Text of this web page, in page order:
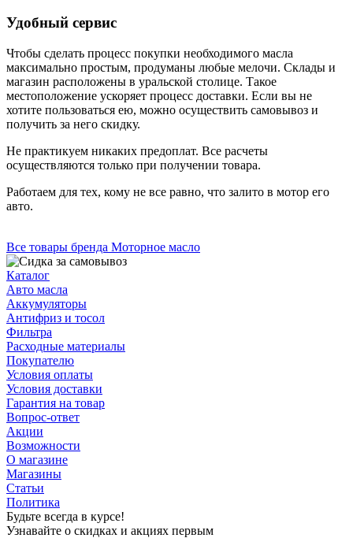
Удобный сервис
Чтобы сделать процесс покупки необходимого масла
максимально простым, продуманы любые мелочи. Склады и
магазин расположены в уральской столице. Такое
местоположение ускоряет процесс доставки. Если вы не
хотите пользоваться ею, можно осуществить самовывоз и
получить за него скидку.
Не практикуем никаких предоплат. Все расчеты
осуществляются только при получении товара.
Работаем для тех, кому не все равно, что залито в мотор его
авто.
Все товары бренда Моторное масло
Каталог
Авто масла
Аккумуляторы
Антифриз и тосол
Фильтра
Расходные материалы
Покупателю
Условия оплаты
Условия доставки
Гарантия на товар
Вопрос-ответ
Акции
Возможности
О магазине
Магазины
Статьи
Политика
Будьте всегда в курсе!
Узнавайте о скидках и акциях первым